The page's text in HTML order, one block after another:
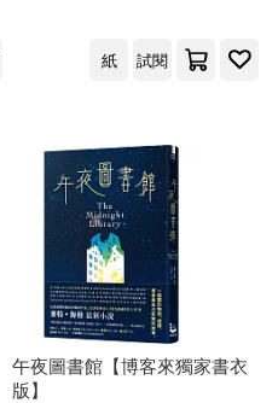
紙 試閱
午夜圖書館【博客來獨家書衣
版】